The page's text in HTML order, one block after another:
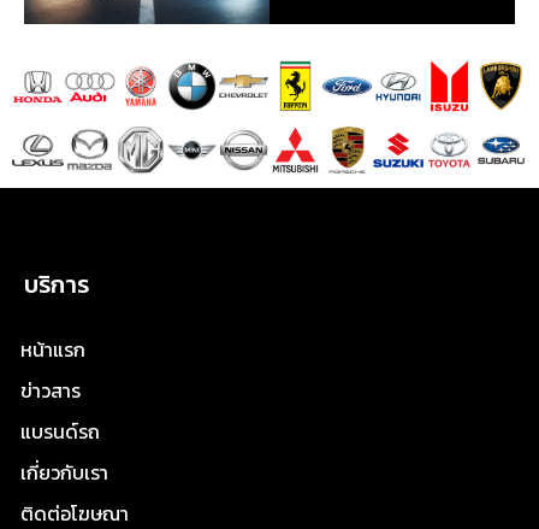
บริการ
หน้าแรก
ข่าวสาร
แบรนด์รถ
เกี่ยวกับเรา
ติดต่อโฆษณา